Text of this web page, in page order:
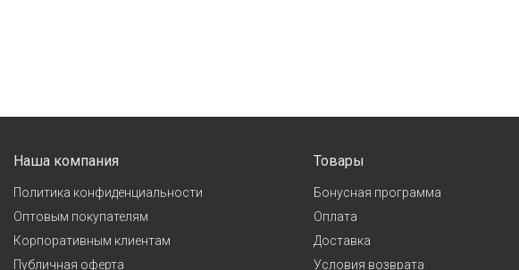
Наша компания
Политика конфиденциальности
Оптовым покупателям
Корпоративным клиентам
Публичная оферта
Товары
Бонусная программа
Оплата
Доставка
Условия возврата